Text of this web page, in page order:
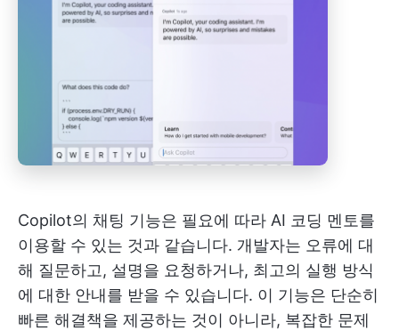
Copilot의 채팅 기능은 필요에 따라 AI 코딩 멘토를
이용할 수 있는 것과 같습니다. 개발자는 오류에 대
해 질문하고, 설명을 요청하거나, 최고의 실행 방식
에 대한 안내를 받을 수 있습니다. 이 기능은 단순히
빠른 해결책을 제공하는 것이 아니라, 복잡한 문제